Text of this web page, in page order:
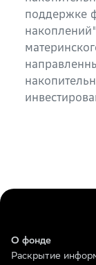
поддержке
О фонде
Раскрытие